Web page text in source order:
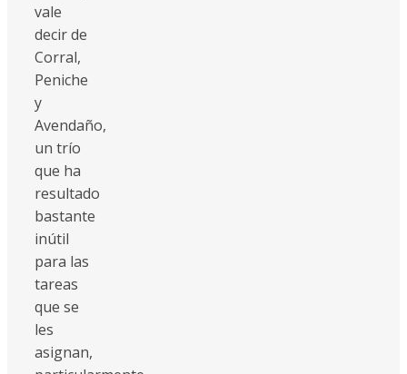
vale
decir de
Corral,
Peniche
y
Avendaño,
un trío
que ha
resultado
bastante
inútil
para las
tareas
que se
les
asignan,